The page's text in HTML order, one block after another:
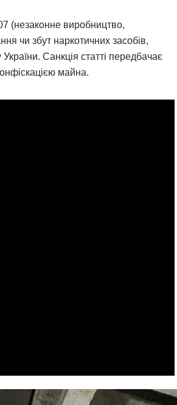
(незаконне виробництво,
чи збут наркотичних засобів,
Санкція статті передбачає
майна.